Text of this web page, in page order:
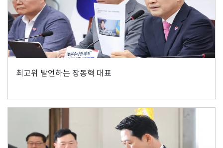
최고위 발언하는 장동혁 대표